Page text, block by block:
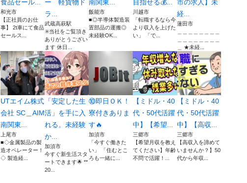
食品セール...
和光市
【正社員のお仕
事】 2t車にて食品
セールス...
ー 軽貨物ド
ラ...
武蔵高萩駅
✳️当社をご覧頂き
ありがとうござい
ます 休日...
南関東...
飯能市
■◎半導体製造装
置部品の運搬◎
未経験OK...
目指せる💰...
川越市
「転職するなら今
より収入を上げた
い」 「で...
市の求人】未
経...
蓮田市
＿ ★未経...
UTエイム株式
会社 SC＿AIM
南関東...
上尾市
■◇金属製品の製
造オペレーター！
◇ 製造経...
「安定した生
活」を手に入
れる。未経験
か...
加須市
今すぐ新生活スタ
ートできます🌟 **
20...
⑩即日ＯＫ！
寮付きありま
す🔥
加須市
「今すぐ働きた
い」 「住むとこ
ろも一緒に...
【ミドル・40
代・50代活躍
中】【希望...
三郷市
【希望月収を教え
てください】年齢
不問で活躍！...
【ミドル・40
代・50代活躍
中】【高収...
三郷市
【高収入を諦めて
いませんか？】50
代から年収...